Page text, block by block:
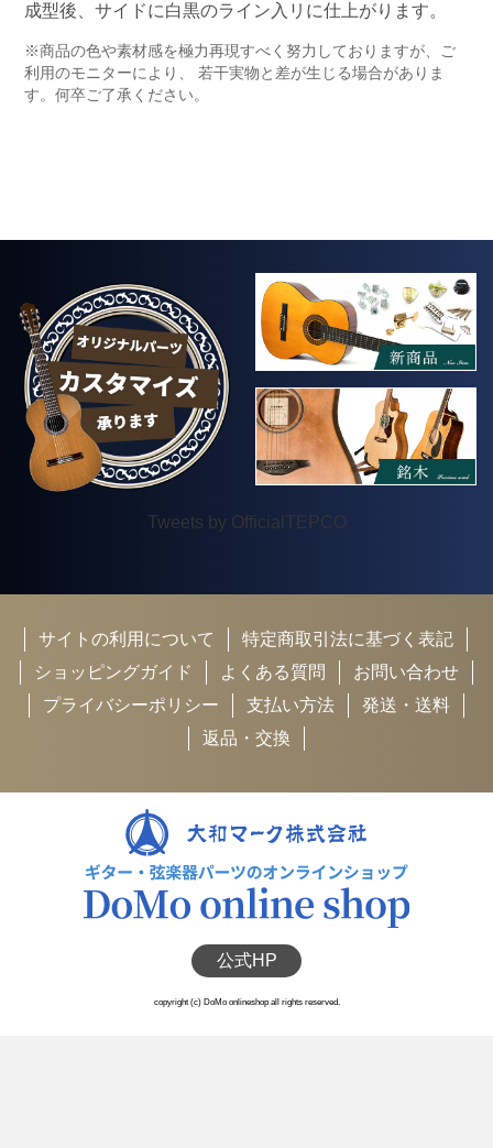
成型後、サイドに白黒のライン入リに仕上がります。
※商品の色や素材感を極力再現すべく努力しておりますが、ご
利用のモニターにより、 若干実物と差が生じる場合がありま
す。何卒ご了承ください。
Tweets by OfficialTEPCO
サイトの利用について
特定商取引法に基づく表記
ショッピングガイド
よくある質問
お問い合わせ
プライバシーポリシー
支払い方法
発送・送料
返品・交換
公式HP
copyright (c) DoMo onlineshop all rights reserved.